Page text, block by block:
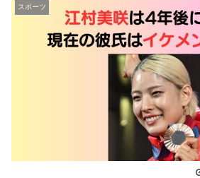
スポーツ